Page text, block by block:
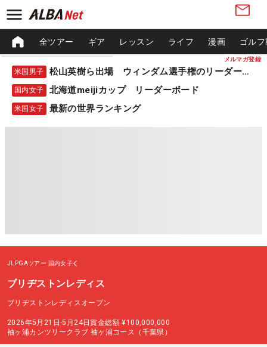
メルマガ登録
全ツアー ギア レッスン ライフ 漫画 ゴル
米国男子 松山英樹ら出場 ウィンダム選手権のリーダーボード
国内女子 北海道meijiカップ リーダーボード
米国女子 最新の世界ランキング
JLPGAツアー 国内女子
ブリヂストンレディス
ブリヂストンレディスオープン
2026年5月21日-5月24日賞金総額 ¥100,000,000
袖ヶ浦カンツリークラブ 袖ヶ浦コース（千葉県）